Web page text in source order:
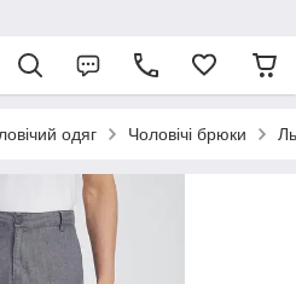
одяг Чоловічі брюки